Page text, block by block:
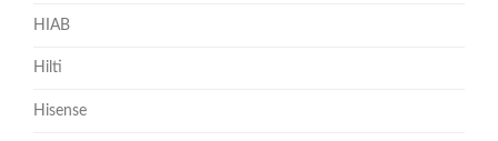
HIAB
Hilti
Hisense